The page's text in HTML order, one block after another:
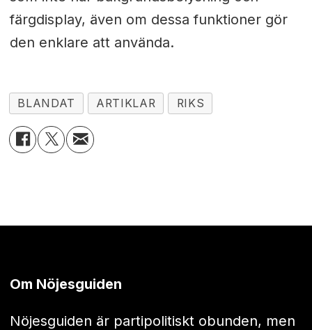
färgdisplay, även om dessa funktioner gör
den enklare att använda.
BLANDAT ARTIKLAR RIKS
Om Nöjesguiden
Nöjesguiden är partipolitiskt obunden, men